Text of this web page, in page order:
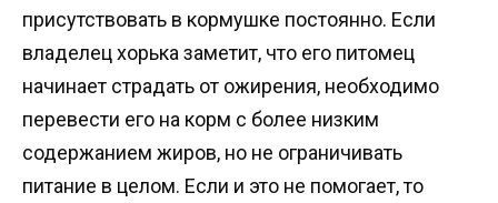
присутствовать в кормушке постоянно. Если
владелец хорька заметит, что его питомец
начинает страдать от ожирения, необходимо
перевести его на корм с более низким
содержанием жиров, но не ограничивать
питание в целом. Если и это не помогает, то